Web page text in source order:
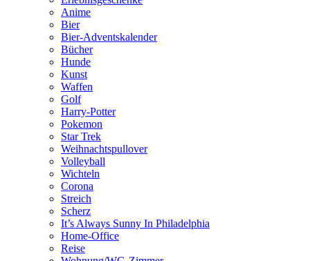
Anime
Bier
Bier-Adventskalender
Bücher
Hunde
Kunst
Waffen
Golf
Harry-Potter
Pokemon
Star Trek
Weihnachtspullover
Volleyball
Wichteln
Corona
Streich
Scherz
It’s Always Sunny In Philadelphia
Home-Office
Reise